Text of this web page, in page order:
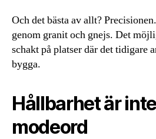
Och det bästa av allt?
genom granit och gnejs. Det
schakt på platser där det tidigare
bygga.
Hållbarhet är
modeord